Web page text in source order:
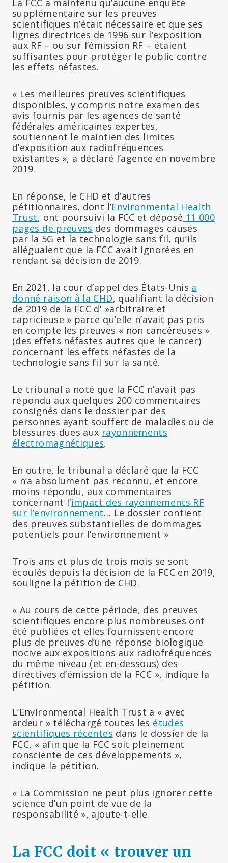
supplémentaire sur les preuves
scientifiques n’était nécessaire et que ses
lignes directrices de 1996 sur l’exposition
aux RF – ou sur l’émission RF – étaient
suffisantes pour protéger le public contre
les effets néfastes.
« Les meilleures preuves scientifiques
disponibles, y compris notre examen des
avis fournis par les agences de santé
fédérales américaines expertes,
soutiennent le maintien des limites
d’exposition aux radiofréquences
existantes », a déclaré l’agence en novembre
2019.
En réponse, le CHD et d’autres
pétitionnaires, dont l’Environmental Health
Trust, ont poursuivi la FCC et déposé 11 000
pages de preuves des dommages causés
par la 5G et la technologie sans fil, qu’ils
alléguaient que la FCC avait ignorées en
rendant sa décision de 2019.
En 2021, la cour d’appel des États-Unis a
donné raison à la CHD, qualifiant la décision
de 2019 de la FCC d' »arbitraire et
capricieuse » parce qu’elle n’avait pas pris
en compte les preuves « non cancéreuses »
(des effets néfastes autres que le cancer)
concernant les effets néfastes de la
technologie sans fil sur la santé.
Le tribunal a noté que la FCC n’avait pas
répondu aux quelques 200 commentaires
consignés dans le dossier par des
personnes ayant souffert de maladies ou de
blessures dues aux rayonnements
électromagnétiques.
En outre, le tribunal a déclaré que la FCC
« n’a absolument pas reconnu, et encore
moins répondu, aux commentaires
concernant l’impact des rayonnements RF
sur l’environnement… Le dossier contient
des preuves substantielles de dommages
potentiels pour l’environnement »
Trois ans et plus de trois mois se sont
écoulés depuis la décision de la FCC en 2019,
souligne la pétition de CHD.
« Au cours de cette période, des preuves
scientifiques encore plus nombreuses ont
été publiées et elles fournissent encore
plus de preuves d’une réponse biologique
nocive aux expositions aux radiofréquences
du même niveau (et en-dessous) des
directives d’émission de la FCC », indique la
pétition.
L’Environmental Health Trust a « avec
ardeur » téléchargé toutes les études
scientifiques récentes dans le dossier de la
FCC, « afin que la FCC soit pleinement
consciente de ces développements »,
indique la pétition.
« La Commission ne peut plus ignorer cette
science d’un point de vue de la
responsabilité », ajoute-t-elle.
La FCC doit « trouver un